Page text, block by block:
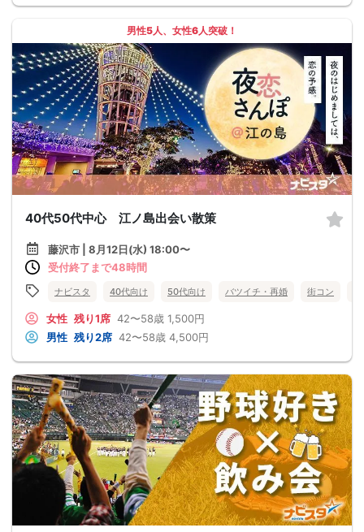
男性5人、女性6人突破！
40代50代中心 江ノ島出会い散策
藤沢市 | 8月12日(水) 18:00〜
受付終了まで48時間
ナビスタ 40代向け 50代向け バツイチ・再婚 街コン
女性 残り1席 42〜58歳 1,500円
男性 残り2席 42〜58歳 4,500円